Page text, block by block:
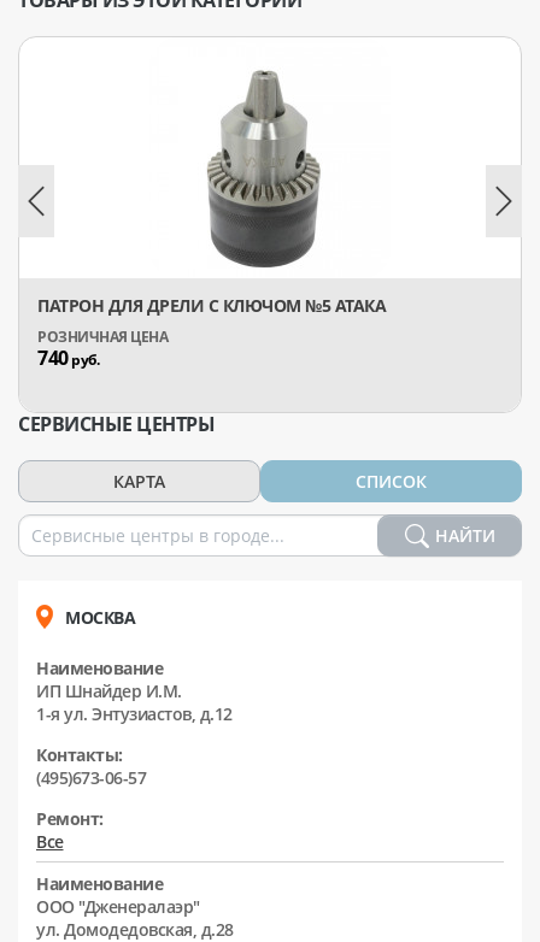
ПАТРОН ДЛЯ ДРЕЛИ C КЛЮЧОМ №5 АТАКА
740руб.
СЕРВИСНЫЕ ЦЕНТРЫ
КАРТА СПИСОК
НАЙТИ
МОСКВА
Наименование
ИП Шнайдер И.М.
1-я ул. Энтузиастов, д.12
Контакты:
(495)673-06-57
Ремонт:
Все
Наименование
ООО "Дженералаэр"
ул. Домодедовская, д.28